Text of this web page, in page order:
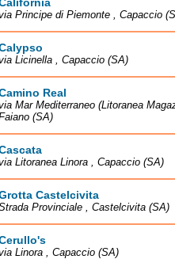
Principe di Piemonte , Capaccio
Licinella , Capaccio (SA)
Real
Mar Mediterraneo (Litoranea
(SA)
Litoranea Linora , Capaccio (SA)
Castelcivita
Provinciale , Castelcivita (SA)
Linora , Capaccio (SA)